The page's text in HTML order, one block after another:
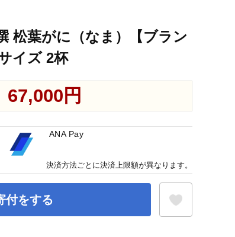
松葉がに（なま）【ブラン
イズ 2杯
67,000円
付をする
ANA Pay
決済方法ごとに決済上限額が異なります。